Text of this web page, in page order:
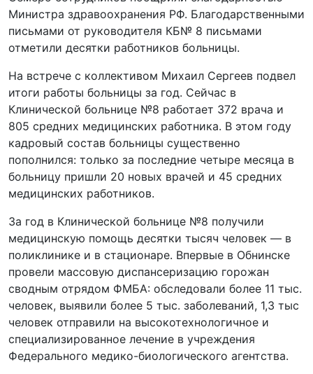
Министра здравоохранения РФ. Благодарственными
письмами от руководителя КБ№ 8 письмами
отметили десятки работников больницы.
На встрече с коллективом Михаил Сергеев подвел
итоги работы больницы за год. Сейчас в
Клинической больнице №8 работает 372 врача и
805 средних медицинских работника. В этом году
кадровый состав больницы существенно
пополнился: только за последние четыре месяца в
больницу пришли 20 новых врачей и 45 средних
медицинских работников.
За год в Клинической больнице №8 получили
медицинскую помощь десятки тысяч человек — в
поликлинике и в стационаре. Впервые в Обнинске
провели массовую диспансеризацию горожан
сводным отрядом ФМБА: обследовали более 11 тыс.
человек, выявили более 5 тыс. заболеваний, 1,3 тыс
человек отправили на высокотехнологичное и
специализированное лечение в учреждения
Федерального медико-биологического агентства.